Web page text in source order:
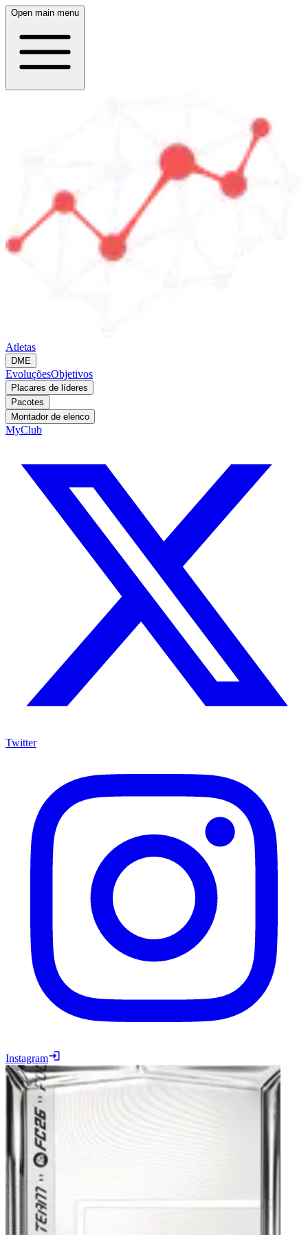
Open main menu
Atletas
DME
EvoluçõesObjetivos
Placares de líderes
Pacotes
Montador de elenco
MyClub
Twitter
Instagram